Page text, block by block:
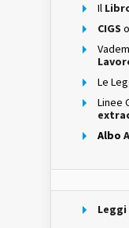
Il
CIGS
Le
Linee
Albo